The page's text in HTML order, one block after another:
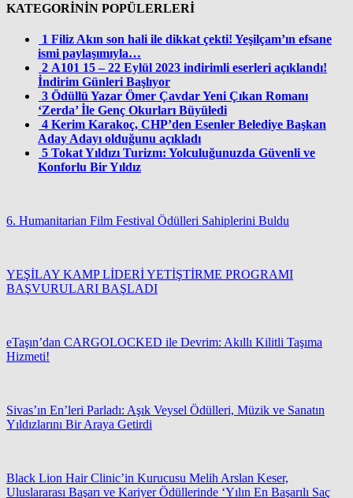
KATEGORİNİN POPÜLERLERİ
1 Filiz Akın son hali ile dikkat çekti! Yeşilçam’ın efsane
ismi paylaşımıyla…
2 A101 15 – 22 Eylül 2023 indirimli eserleri açıklandı!
İndirim Günleri Başlıyor
3 Ödüllü Yazar Ömer Çavdar Yeni Çıkan Romanı
‘Zerda’ İle Genç Okurları Büyüledi
4 Kerim Karakoç, CHP’den Esenler Belediye Başkan
Aday Adayı olduğunu açıkladı
5 Tokat Yıldızı Turizm: Yolculuğunuzda Güvenli ve
Konforlu Bir Yıldız
6. Humanitarian Film Festival Ödülleri Sahiplerini Buldu
YEŞİLAY KAMP LİDERİ YETİŞTİRME PROGRAMI
BAŞVURULARI BAŞLADI
eTaşın’dan CARGOLOCKED ile Devrim: Akıllı Kilitli Taşıma
Hizmeti!
Sivas’ın En’leri Parladı: Aşık Veysel Ödülleri, Müzik ve Sanatın
Yıldızlarını Bir Araya Getirdi
Black Lion Hair Clinic’in Kurucusu Melih Arslan Keser,
Uluslararası Başarı ve Kariyer Ödüllerinde ‘Yılın En Başarılı Saç